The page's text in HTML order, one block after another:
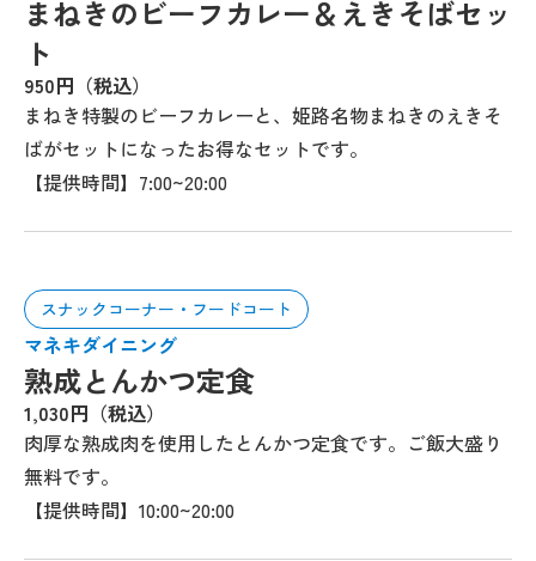
まねきのビーフカレー＆えきそばセッ
ト
950円（税込）
まねき特製のビーフカレーと、姫路名物まねきのえきそ
ばがセットになったお得なセットです。
【提供時間】7:00~20:00
スナックコーナー・フードコート
マネキダイニング
熟成とんかつ定食
1,030円（税込）
肉厚な熟成肉を使用したとんかつ定食です。ご飯大盛り
無料です。
【提供時間】10:00~20:00